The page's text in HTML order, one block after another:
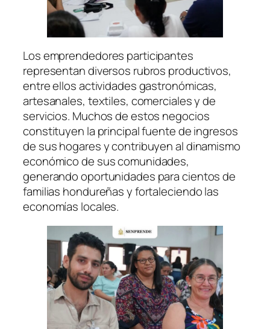
Los emprendedores participantes
representan diversos rubros productivos,
entre ellos actividades gastronómicas,
artesanales, textiles, comerciales y de
servicios. Muchos de estos negocios
constituyen la principal fuente de ingresos
de sus hogares y contribuyen al dinamismo
económico de sus comunidades,
generando oportunidades para cientos de
familias hondureñas y fortaleciendo las
economías locales.